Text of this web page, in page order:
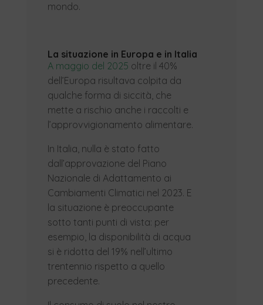
mondo.
La situazione in Europa e in Italia
A maggio del 2025 oltre il 40%
dell’Europa risultava colpita da
qualche forma di siccità, che
mette a rischio anche i raccolti e
l’approvvigionamento alimentare.
In Italia, nulla è stato fatto
dall’approvazione del Piano
Nazionale di Adattamento ai
Cambiamenti Climatici nel 2023. E
la situazione è preoccupante
sotto tanti punti di vista: per
esempio, la disponibilità di acqua
si è ridotta del 19% nell’ultimo
trentennio rispetto a quello
precedente.